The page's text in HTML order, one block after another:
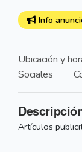
Info
Ubicación y
Sociales
Artículos